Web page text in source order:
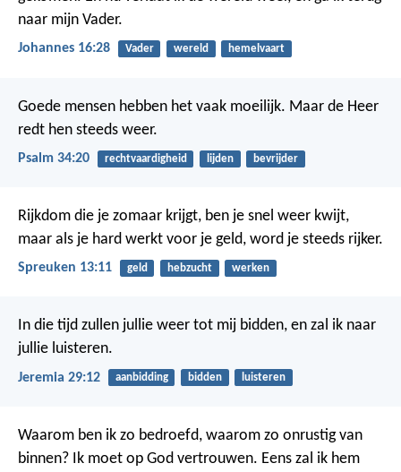
naar mijn Vader.
Johannes 16:28 Vader wereld hemelvaart
Goede mensen hebben het vaak moeilijk. Maar de Heer
redt hen steeds weer.
Psalm 34:20 rechtvaardigheid lijden bevrijder
Rijkdom die je zomaar krijgt, ben je snel weer kwijt,
maar als je hard werkt voor je geld, word je steeds rijker.
Spreuken 13:11 geld hebzucht werken
In die tijd zullen jullie weer tot mij bidden, en zal ik naar
jullie luisteren.
Jeremia 29:12 aanbidding bidden luisteren
Waarom ben ik zo bedroefd, waarom zo onrustig van
binnen? Ik moet op God vertrouwen. Eens zal ik hem